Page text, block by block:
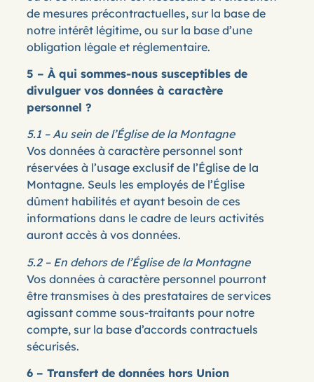
de mesures précontractuelles, sur la base de
notre intérêt légitime, ou sur la base d’une
obligation légale et réglementaire.
5 – À qui sommes-nous susceptibles de
divulguer vos données à caractère
personnel ?
5.1 – Au sein de l’Église de la Montagne
Vos données à caractère personnel sont
réservées à l’usage exclusif de l’Église de la
Montagne. Seuls les employés de l’Église
dûment habilités et ayant besoin de ces
informations dans le cadre de leurs activités
auront accès à vos données.
5.2 – En dehors de l’Église de la Montagne
Vos données à caractère personnel pourront
être transmises à des prestataires de services
agissant comme sous-traitants pour notre
compte, sur la base d’accords contractuels
sécurisés.
6 – Transfert de données hors Union